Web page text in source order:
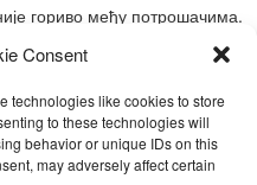
Consent
technologies like cookies to store
to these technologies will
behavior or unique IDs on this
may adversely affect certain
гориво међу потрошачима.
Toggle